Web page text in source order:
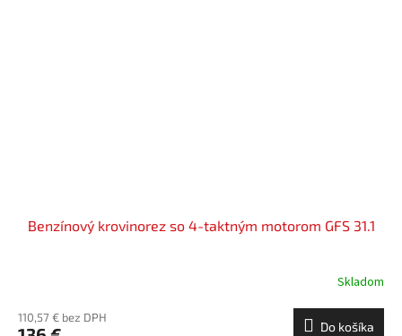
Benzínový krovinorez so 4-taktným motorom GFS 31.1
Skladom
110,57 € bez DPH
Do košíka